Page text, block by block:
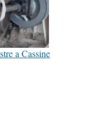
a Cassine